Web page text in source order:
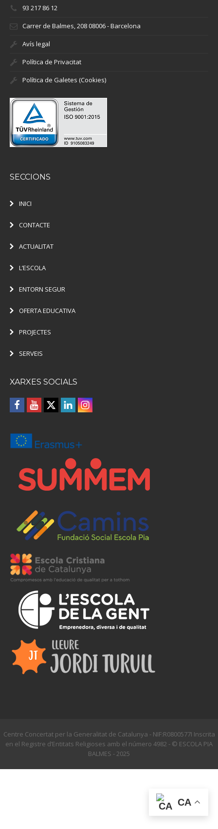
93 217 86 12
Carrer de Balmes, 208 08006 - Barcelona
Avís legal
Política de Privacitat
Política de Galetes (Cookies)
SECCIONS
INICI
CONTACTE
ACTUALITAT
L’ESCOLA
ENTORN SEGUR
OFERTA EDUCATIVA
PROJECTES
SERVEIS
XARXES SOCIALS
Centre Concertat per la Generalitat de Catalunya - NIF:R0800577I Inscrita
en el Registre d’Entitats Religioses amb el número 4982 - © ESCOLA PIA
BALMES - 2025
CA